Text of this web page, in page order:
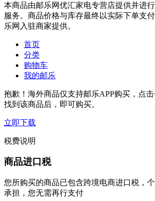
本商品由邮乐网优汇家电专营店提供并进
服务。商品价格与库存最终以实际下单支
乐网入驻商家提供。
首页
分类
购物车
我的邮乐
抱歉！海外商品仅支持邮乐APP购买，点
找到该商品后，即可购买。
立即下载
税费说明
商品进口税
您所购买的商品已包含跨境电商进口税，
承担，您无需再行支付